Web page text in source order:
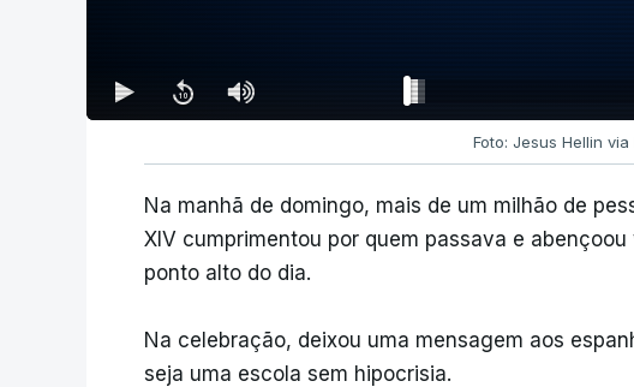
Foto: Jesus Hellin via
Na manhã de domingo, mais de um milhão de
XIV cumprimentou por quem passava e
ponto alto do dia.
Na celebração, deixou uma mensagem aos
seja uma escola sem hipocrisia.